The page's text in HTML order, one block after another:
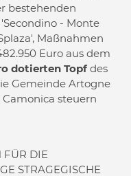
bestehenden
- Monte
Maßnahmen
Euro aus dem
dotierten Topf des
Gemeinde Artogne
steuern
DIE
STRAGEGISCHE